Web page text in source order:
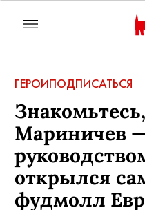
ГЕРОИПОДПИСАТЬСЯ
Мариничев
открылся
фудмолл